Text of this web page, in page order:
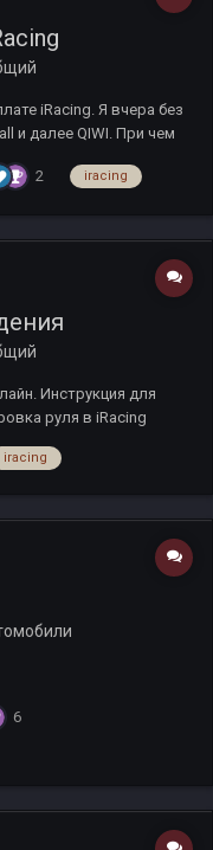
iRacing. Я вчера без
и далее QIWI. При чем
2 iracing
Инструкция для
руля в iRacing
Текущие
iracing
6